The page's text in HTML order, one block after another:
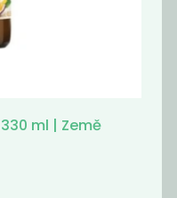
kombucha
marakuja a
ml | Země